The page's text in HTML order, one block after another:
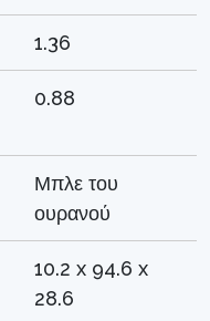
1.36
0.88
Μπλε του
ουρανού
10.2 x 94.6 x
28.6